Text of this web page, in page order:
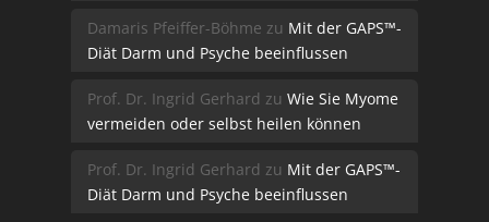
Damaris Pfeiffer-Böhme zu Mit der GAPS™-
Diät Darm und Psyche beeinflussen
Prof. Dr. Ingrid Gerhard zu Wie Sie Myome
vermeiden oder selbst heilen können
Prof. Dr. Ingrid Gerhard zu Mit der GAPS™-
Diät Darm und Psyche beeinflussen